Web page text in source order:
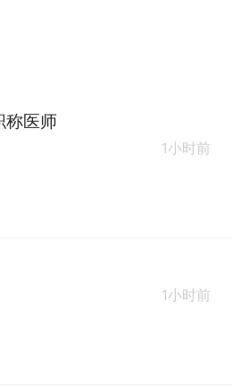
导交办的其他工作。
学影像与放射治疗等专业。
作经验。
执业证、医生资格证、医师
一定的医学影像与放射治疗
设备及体检系统操作技能。
能力，客户导向的服务意
称医师
1小时前
1小时前